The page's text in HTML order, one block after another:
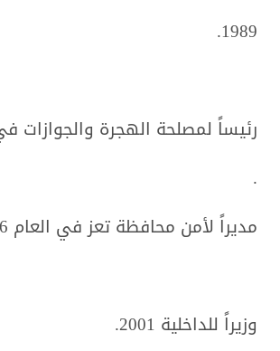
1989.
رئيساً لمصلحة الهجرة والجوازات في
.
مديراً لأمن محافظة تعز في العام 1996.
وزيراً للداخلية 2001.